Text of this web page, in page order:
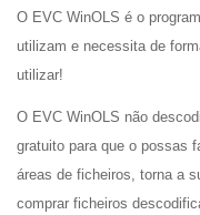
O EVC WinOLS é o
utilizam e necessita de
utilizar!
O EVC WinOLS não
gratuito para que o possas
áreas de ficheiros, torna a
comprar ficheiros